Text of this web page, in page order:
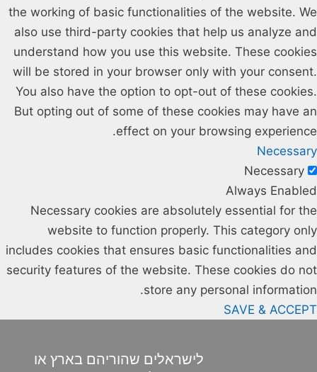
the working of basic functionalities of the website. We
also use third-party cookies that help us analyze and
understand how you use this website. These cookies
will be stored in your browser only with your consent.
You also have the option to opt-out of these cookies.
But opting out of some of these cookies may have an
effect on your browsing experience.
Necessary
Necessary
Always Enabled
Necessary cookies are absolutely essential for the
website to function properly. This category only
includes cookies that ensures basic functionalities and
security features of the website. These cookies do not
store any personal information.
SAVE & ACCEPT
לישראלים שהוריהם בארץ או